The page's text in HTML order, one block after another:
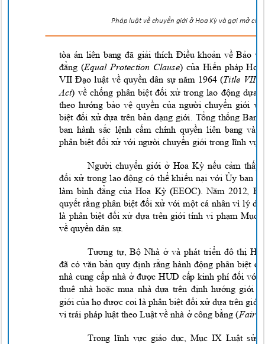
Pháp luật vềchuyển giớiởHoaKỳvà gợi mởcho
tòa án liên bang đã giải thích Điều khoản về Bảo
đẳng (Equal Protection Clause) của Hiến pháp
VII Đạo luật về quyền dân sự năm 1964 (Title VII
Act) về chống phân biệt đối xử trong lao động
theo hướng bảo vệ quyền của người chuyển giới
biệt đối xử dựa trên bản dạng giới. Tổng thống
ban hành sắc lệnh cấm chính quyền liên bang
phân biệt đối xử với người chuyển giới trong lĩnh
Người chuyển giới ở Hoa Kỳ nếu cảm
đối xử trong lao động có thể khiếu nại với Ủy ban
làm bình đẳng của Hoa Kỳ (EEOC). Năm 2012,
quyết rằng phân biệt đối xử với một cá nhân vì ly
là phân biệt đối xử dựa trên giới tính vi phạm
về quyền dân sự.
Tương tự, Bộ Nhà ở và phát triển đô thị
đã có văn bản quy định rằng hành động phân biệt
nhà cung cấp nhà ở được HUD cấp kinh phí đối
thuê nhà hoặc mua nhà dựa trên định hướng giới
giới của họ được coi là phân biệt đối xử dựa trên giới
vi trái pháp luật theo Luật về nhà ở công bằng(Fair
Trong lĩnh vực giáo dục, Mục IX Luật